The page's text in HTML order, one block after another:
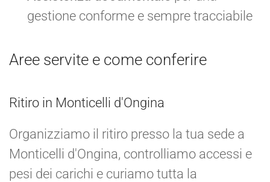
gestione conforme e sempre tracciabile
Aree servite e come conferire
Ritiro in Monticelli d'Ongina
Organizziamo il ritiro presso la tua sede a
Monticelli d'Ongina, controlliamo accessi e
pesi dei carichi e curiamo tutta la